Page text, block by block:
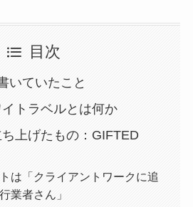
目次
いていたこと
トラベルとは何か
上げたもの：GIFTED
は「クライアントワークに追
業者さん」